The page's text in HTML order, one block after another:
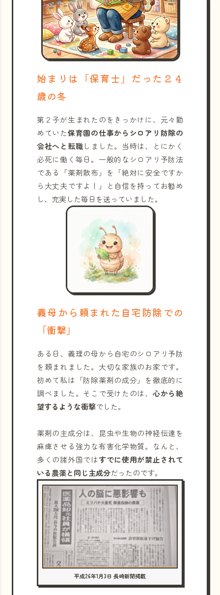
始まりは「保育士」だった２４
歳の冬
第２子が生まれたのをきっかけに、元々勤
めていた保育園の仕事からシロアリ防除の
会社へと転職しました。当時は、とにかく
必死に働く毎日。一般的なシロアリ予防法
である「薬剤散布」を「絶対に安全ですか
ら大丈夫ですよ！」と自信を持ってお勧め
し、充実した毎日を送っていました。
義母から頼まれた自宅防除での
「衝撃」
ある日、義理の母から自宅のシロアリ予防
を頼まれました。大切な家族のお家です。
初めて私は「防除薬剤の成分」を徹底的に
調べました。そこで受けたのは、 心から絶
望するような衝撃でした。
薬剤の主成分は、昆虫や生物の神経伝達を
麻痺させる強力な有害化学物質。なんと、
多くの諸外国ではすでに使用が禁止されて
いる農薬と同じ主成分だったのです。
平成26年1月3日 長崎新聞掲載